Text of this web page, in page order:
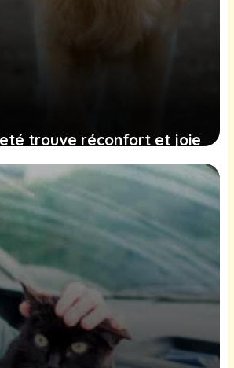
trouve réconfort et joie
imprévue